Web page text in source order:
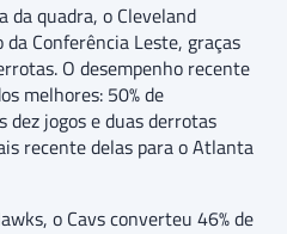
da quadra, o Cleveland
Conferência Leste, graças
O desempenho recente
melhores: 50% de
jogos e duas derrotas
recente delas para o Atlanta
o Cavs converteu 46% de